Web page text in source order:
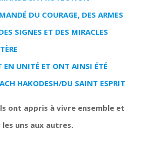
DU COURAGE, DES ARMES
SIGNES ET DES MIRACLES
EN UNITÉ ET ONT AINSI ÉTÉ
HAKODESH/DU SAINT ESPRIT
ont appris à vivre ensemble et
uns aux autres.